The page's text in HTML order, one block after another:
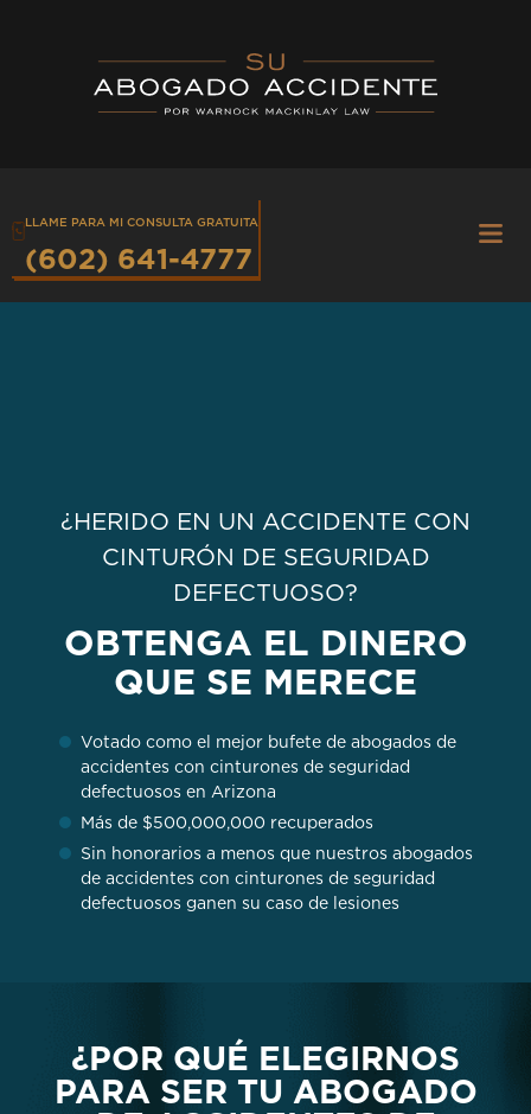
LLAME PARA MI CONSULTA GRATUITA
(602) 641-4777
¿HERIDO EN UN ACCIDENTE CON
CINTURÓN DE SEGURIDAD
DEFECTUOSO?
OBTENGA EL DINERO
QUE SE MERECE
Votado como el mejor bufete de abogados de
accidentes con cinturones de seguridad
defectuosos en Arizona
Más de $500,000,000 recuperados
Sin honorarios a menos que nuestros abogados
de accidentes con cinturones de seguridad
defectuosos ganen su caso de lesiones
¿POR QUÉ ELEGIRNOS
PARA SER TU ABOGADO